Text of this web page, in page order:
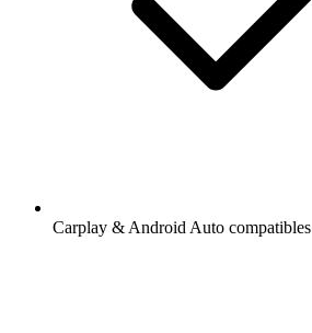
Carplay & Android Auto compatibles